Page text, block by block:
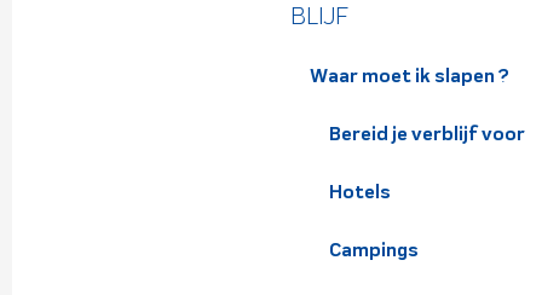
BLIJF
Waar moet ik slapen ?
Bereid je verblijf voor
Hotels
Campings